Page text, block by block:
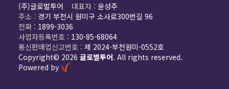
(주)글로벌투어 대표자 : 윤성주
주소 : 경기 부천시 원미구 소사로300번길 96
전화 : 1899-3036
사업자등록번호 : 130-85-68064
통신판매업신고번호 : 제 2024-부천원미-0552호
Copyright© 2026 글로벌투어. All rights reserved.
Powered by